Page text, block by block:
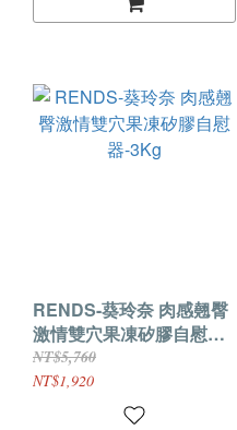
RENDS-葵玲奈 肉感翹臀
激情雙穴果凍矽膠自慰
器-3Kg
NT$5,760
NT$1,920